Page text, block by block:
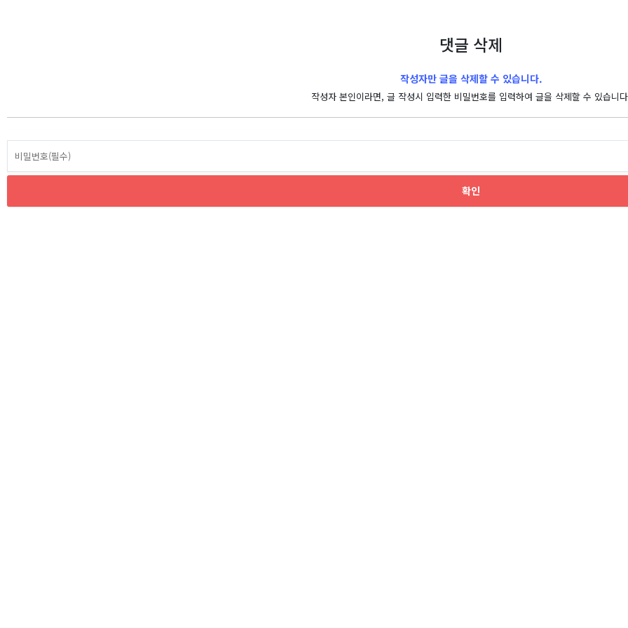
댓글 삭제
작성자만 글을 삭제할 수 있습니다.
작성자 본인이라면, 글 작성시 입력한 비밀번호를 입력하여 글을 삭제할 수 있습니